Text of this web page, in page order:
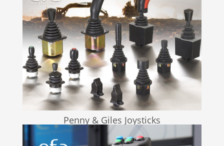
Penny & Giles Joysticks